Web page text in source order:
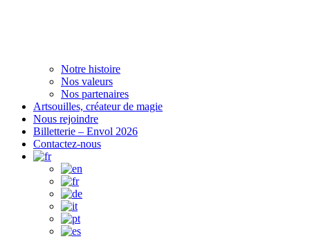
Notre histoire
Nos valeurs
Nos partenaires
Artsouilles, créateur de magie
Nous rejoindre
Billetterie – Envol 2026
Contactez-nous